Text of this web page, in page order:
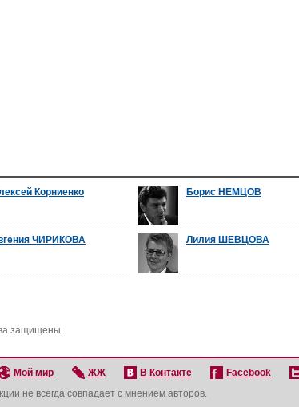
Корниенко Борис НЕМЦОВ
ЧИРИКОВА Лилия ШЕВЦОВА
защищены.
Мой мир ЖЖ В Контакте Facebook
не всегда совпадает с мнением авторов.